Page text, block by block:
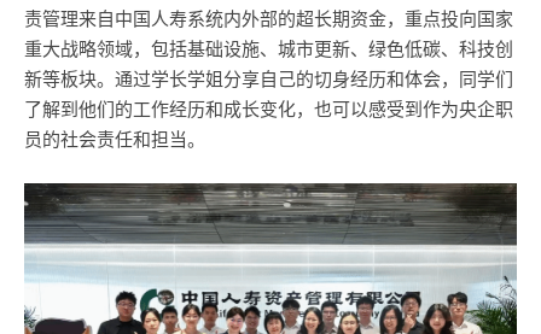
责管理来自中国人寿系统内外部的超长期资金，重点投向国家
重大战略领域，包括基础设施、城市更新、绿色低碳、科技创
新等板块。通过学长学姐分享自己的切身经历和体会，同学们
了解到他们的工作经历和成长变化，也可以感受到作为央企职
员的社会责任和担当。